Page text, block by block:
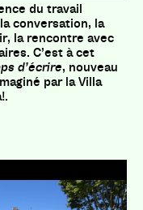
du travail
conversation, la
la rencontre avec
C’est à cet
d’écrire, nouveau
par la Villa